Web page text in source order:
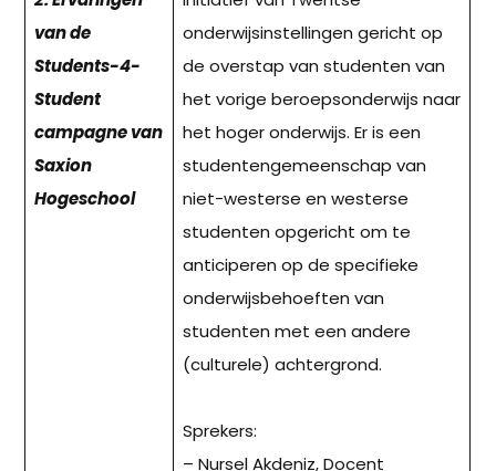
van de
Students-4-
Student
campagne van
Saxion
Hogeschool
onderwijsinstellingen gericht op
de overstap van studenten van
het vorige beroepsonderwijs naar
het hoger onderwijs. Er is een
studentengemeenschap van
niet-westerse en westerse
studenten opgericht om te
anticiperen op de specifieke
onderwijsbehoeften van
studenten met een andere
(culturele) achtergrond.
Sprekers:
– Nursel Akdeniz, Docent